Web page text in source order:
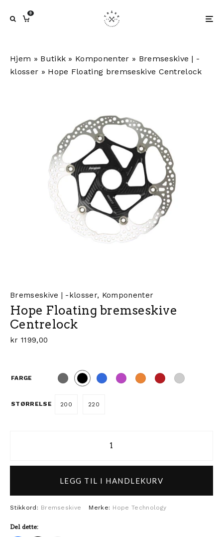
0
Hjem » Butikk » Komponenter » Bremseskive | -
klosser » Hope Floating bremseskive Centrelock
Bremseskive | -klosser, Komponenter
Hope Floating bremseskive
Centrelock
kr 1199,00
FARGE
STØRRELSE 200 220
Hope Floating bremseskive
LEGG TIL I HANDLEKURV
Stikkord: Bremseskive Merke: Hope Technology
Del dette: